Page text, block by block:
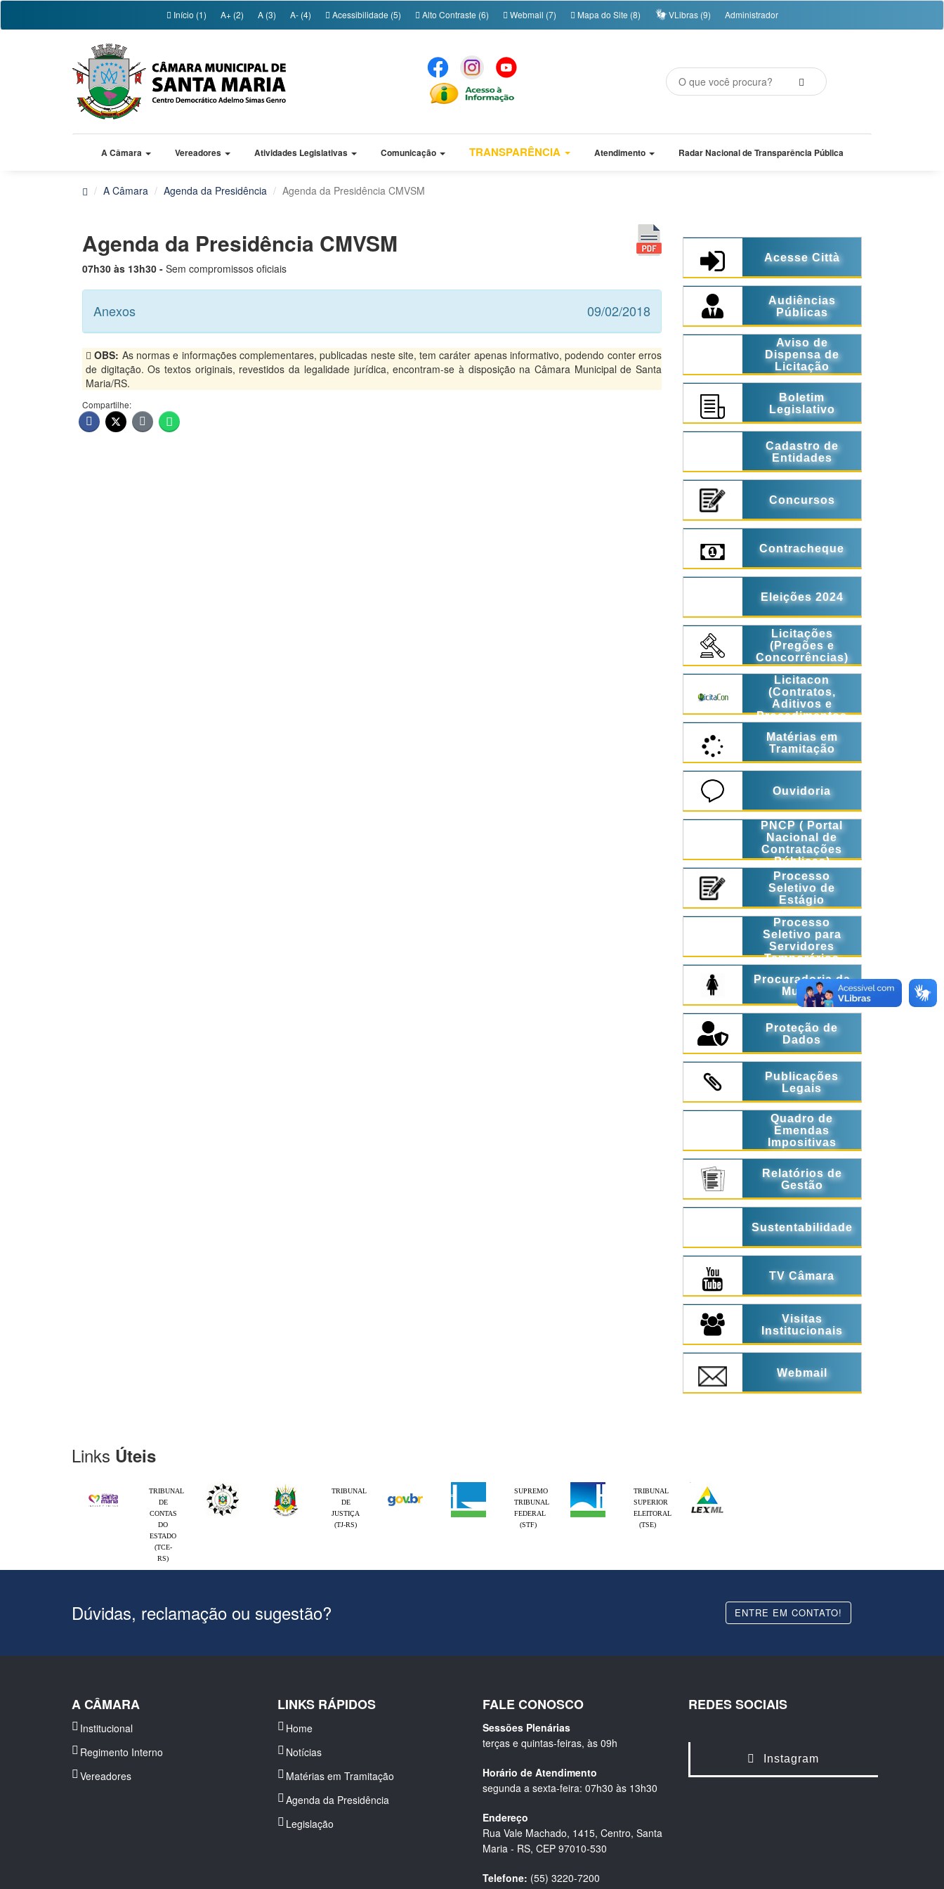
Início (1) A+ (2) A (3) A- (4) Acessibilidade (5) Alto Contraste (6) Webmail (7) Mapa do Site (8) VLibras (9) Administrador
A Câmara Vereadores Atividades Legislativas Comunicação TRANSPARÊNCIA Atendimento Radar Nacional de Transparência Pública
A Câmara Agenda da Presidência Agenda da Presidência CMVSM
Agenda da Presidência CMVSM
07h30 às 13h30 - Sem compromissos oficiais
Anexos 09/02/2018
OBS: As normas e informações complementares, publicadas neste site, tem caráter apenas informativo, podendo conter erros
de digitação. Os textos originais, revestidos da legalidade jurídica, encontram-se à disposição na Câmara Municipal de Santa
Maria/RS.
Compartilhe:
Acesse Città
Audiências
Públicas
Aviso de
Dispensa de
Licitação
Boletim
Legislativo
Cadastro de
Entidades
Concursos
Contracheque
Eleições 2024
Licitações
(Pregões e
Concorrências)
Licitacon
(Contratos,
Aditivos e
Procedimentos
Matérias em
Tramitação
Ouvidoria
PNCP ( Portal
Nacional de
Contratações
Públicas)
Processo
Seletivo de
Estágio
Processo
Seletivo para
Servidores
Temporários
Procuradoria da
Mulher
Proteção de
Dados
Publicações
Legais
Quadro de
Emendas
Impositivas
Relatórios de
Gestão
Sustentabilidade
TV Câmara
Visitas
Institucionais
Webmail
Links Úteis
TRIBUNAL
DE
CONTAS
DO
ESTADO
(TCE-
RS)
TRIBUNAL
DE
JUSTIÇA
(TJ-RS)
SUPREMO
TRIBUNAL
FEDERAL
(STF)
TRIBUNAL
SUPERIOR
ELEITORAL
(TSE)
Dúvidas, reclamação ou sugestão? ENTRE EM CONTATO!
A CÂMARA
Institucional
Regimento Interno
Vereadores
LINKS RÁPIDOS
Home
Notícias
Matérias em Tramitação
Agenda da Presidência
Legislação
FALE CONOSCO
Sessões Plenárias
terças e quintas-feiras, às 09h
Horário de Atendimento
segunda a sexta-feira: 07h30 às 13h30
Endereço
Rua Vale Machado, 1415, Centro, Santa
Maria - RS, CEP 97010-530
Telefone: (55) 3220-7200
REDES SOCIAIS
Instagram